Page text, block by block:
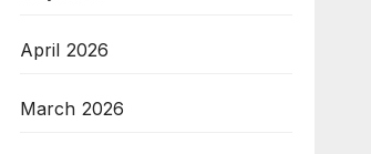
April 2026
March 2026